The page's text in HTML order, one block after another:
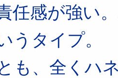
任感が強い
うタイプ。
も、全くハ